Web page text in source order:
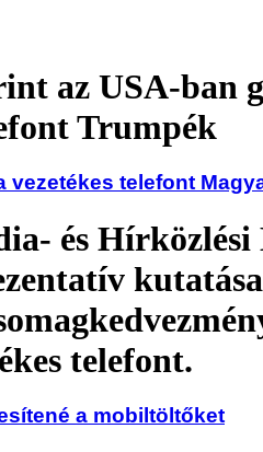
az USA-ban
Trumpék
vezetékes telefont
és Hírközlési
telefont.
a mobiltöltőket